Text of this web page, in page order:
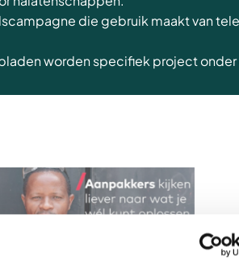
die gebruik maakt van
worden specifiek project